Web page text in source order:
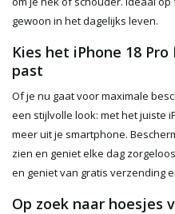
gewoon in het dagelijks leven.
Kies het iPhone 18
past
Of je nu gaat voor maximale
een stijlvolle look: met het juiste
meer uit je smartphone.
zien en geniet elke dag
en geniet van gratis verzending
Op zoek naar hoesjes